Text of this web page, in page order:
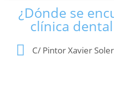
¿Dónde se
clínica
C/ Pintor Xavier